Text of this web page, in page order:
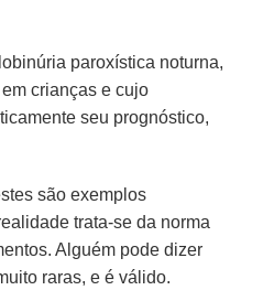
paroxística noturna,
crianças e cujo
seu prognóstico,
são exemplos
trata-se da norma
Alguém pode dizer
raras, e é válido.